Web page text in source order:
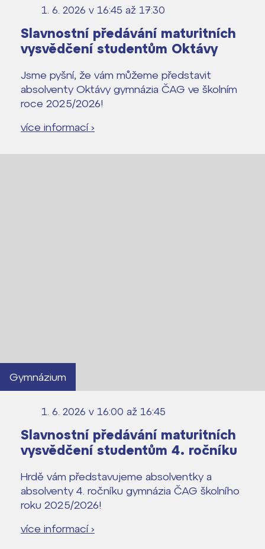
1. 6. 2026 v 16:45 až 17:30
Slavnostní předávání maturitních
vysvědčení studentům Oktávy
Jsme pyšní, že vám můžeme představit
absolventy Oktávy gymnázia ČAG ve školním
roce 2025/2026!
více informací ›
Gymnázium
1. 6. 2026 v 16:00 až 16:45
Slavnostní předávání maturitních
vysvědčení studentům 4. ročníku
Hrdě vám představujeme absolventky a
absolventy 4. ročníku gymnázia ČAG školního
roku 2025/2026!
více informací ›